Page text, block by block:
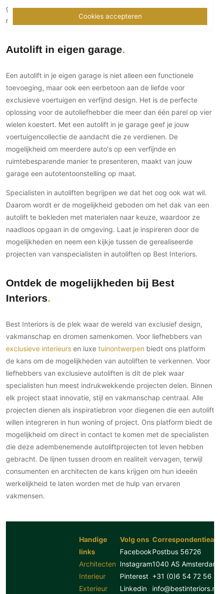
Afwerking
Beton Ciré
Natuursteen en keramiek
Leer
Schilderwerk
Stucwerk
Spuitwerk
Technologie
Audio/Video
Thuisbioscoop
Domotica
Mirror TV
Wifi
Akoestiek
Wellness
Wijnkelder en wijnkasten
gevoel van exclusiviteit en zorgt voor extra beveiliging van je
meest kostbare auto’s.
Autolift in eigen garage
Een autolift in je eigen garage is niet alleen een functionele
toevoeging, maar ook een eerbetoon aan de liefde voor
exclusieve voertuigen en verfijnd design. Het is de perfecte
oplossing voor de autoliefhebber die meer dan één parel op vier
wielen koestert. Met een autolift in je garage geef je jouw
voertuigencollectie de aandacht die ze verdienen. De
mogelijkheid om meerdere auto's op een verfijnde en
ruimtebesparende manier te presenteren, maakt van jouw
garage een autotentoonstelling op maat.
Specialisten in autoliften begrijpen we dat het oog ook wat wil.
Daarom wordt er de mogelijkheid geboden om het dak van een
autolift te bekleden met materialen naar keuze, waardoor ze
naadloos opgaan in de omgeving. Laat je inspireren door de
mogelijkheden en neem een kijkje tussen de gerealiseerde
projecten van vanspecialisten in autoliften op Best Interiors.
Ontdek de mogelijkheden bij Best
Interiors
Best Interiors is de plek waar de wereld van exclusief design,
vakmanschap en dromen samenkomen. Voor liefhebbers van
exclusieve interieurs en luxe tuinontwerpen biedt ons platform
de kans om de mogelijkheden van autoliften te verkennen. Voor
liefhebbers van exclusieve autoliften is dit de plek waar
specialisten hun meest indrukwekkende projecten delen. Binnen
elk project staat innovatie, stijl en vakmanschap centraal. Alle
projecten dienen als inspiratiebron voor diegenen die een autolift
willen integreren in hun woning of project. Ons platform biedt de
mogelijkheid om direct in contact te komen met de specialisten
die deze adembenemende autoliftprojecten tot leven hebben
gebracht. De lijnen tussen droom en realiteit vervagen, terwijl
consumenten en architecten de kans krijgen om hun ideeën
werkelijkheid te laten worden met de hulp van ervaren
vakmensen.
Handige
links
Architecten
Interieur
Exterieur
Volg ons
Facebook
Instagram
Pinterest
Linkedin
Postbus 56726
1040 AS Amsterdam
+31 (0)6 54 72 56
info@bestinteriors.nl
Cookies accepteren